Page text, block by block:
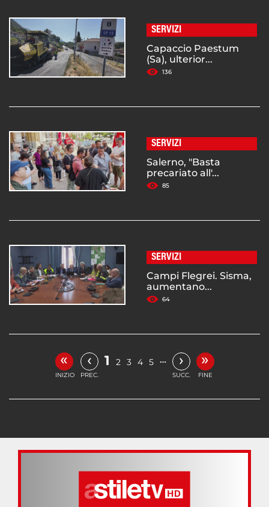
SERVIZI
Capaccio Paestum
(Sa), ulterior...
136
SERVIZI
Salerno, "Basta
precariato all'...
85
SERVIZI
Campi Flegrei. Sisma,
aumentano...
64
«
INIZIO
‹
PREC.
1 2 3 4 5 … ›
SUCC.
»
FINE